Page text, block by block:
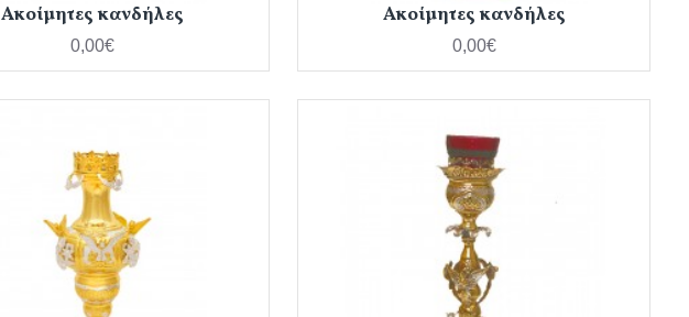
Ακοίμητες κανδήλες
0,00€
Ακοίμητες κανδήλες
0,00€